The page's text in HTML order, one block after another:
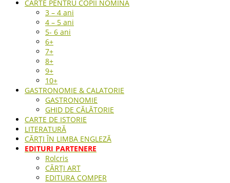
CARTE PENTRU COPII NOMINA
3 – 4 ani
4 – 5 ani
5- 6 ani
6+
7+
8+
9+
10+
GASTRONOMIE & CALATORIE
GASTRONOMIE
GHID DE CĂLĂTORIE
CARTE DE ISTORIE
LITERATURĂ
CĂRȚI ÎN LIMBA ENGLEZĂ
EDITURI PARTENERE
Rolcris
CĂRȚI ART
EDITURA COMPER